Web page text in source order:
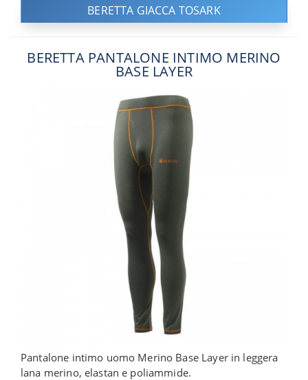
BERETTA GIACCA TOSARK
BERETTA PANTALONE INTIMO MERINO
BASE LAYER
Pantalone intimo uomo Merino Base Layer in leggera
lana merino, elastan e poliammide.